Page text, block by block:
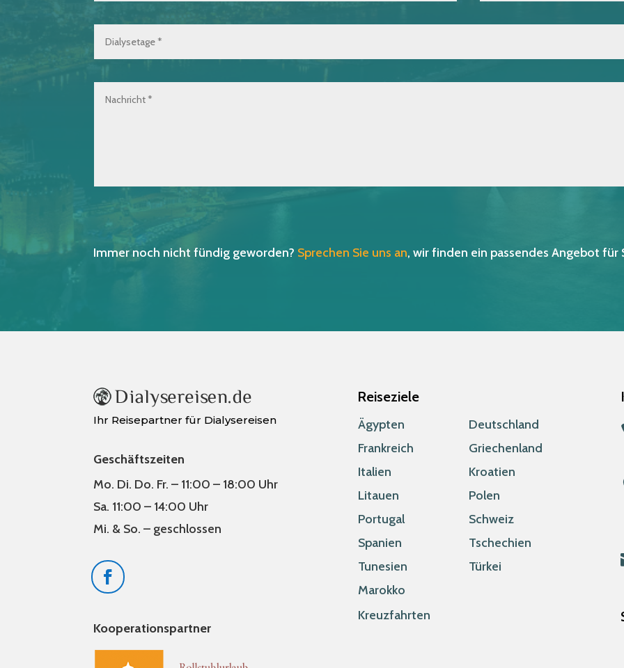
Immer noch nicht fündig geworden? Sprechen Sie uns an, wir finden ein passendes Angebot für
Ihr Reisepartner für Dialysereisen
Geschäftszeiten
Mo. Di. Do. Fr. – 11:00 – 18:00 Uhr
Sa. 11:00 – 14:00 Uhr
Mi. & So. – geschlossen
Kooperationspartner
Reiseziele
Ägypten
Deutschland
Frankreich
Griechenland
Italien
Kroatien
Litauen
Polen
Portugal
Schweiz
Spanien
Tschechien
Tunesien
Türkei
Marokko
Kreuzfahrten